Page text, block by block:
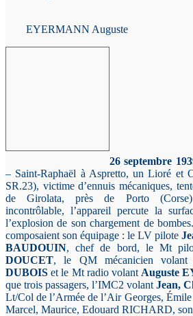
EYERMANN Auguste
26 septembre
– Saint-Raphaël à Aspretto, un Lioré et
SR.23), victime d’ennuis mécaniques,
de Girolata, près de Porto
incontrôlable, l’appareil percute la
l’explosion de son chargement de
composaient son équipage : le LV pilote
BAUDOUIN, chef de bord, le Mt
DOUCET, le QM mécanicien volant
DUBOIS et le Mt radio volant Auguste
que trois passagers, l’IMC2 volant Jean,
Lt/Col de l’Armée de l’Air Georges,
Marcel, Maurice, Edouard RICHARD,